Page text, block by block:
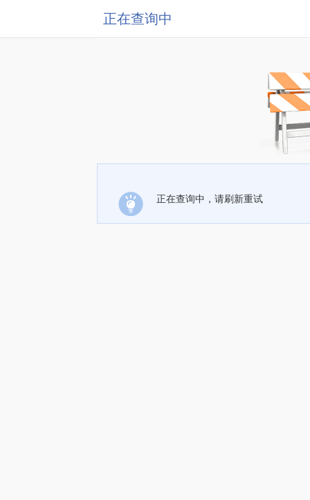
正在查询中
正在查询中，请刷新重试